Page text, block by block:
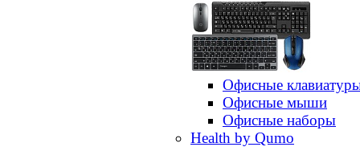
Офисные
Офисные мыши
Офисные наборы
Health by Qumo